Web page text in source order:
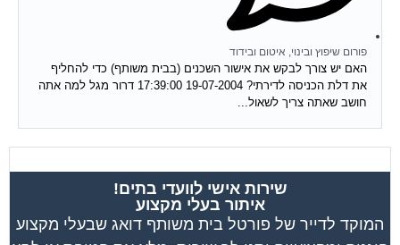
פורום שיפוץ ובינוי, איטום ובידוד
האם יש צורך לבקש את אישור השכנים (בבית משותף) כדי להחליף
את דלת הכניסה לדירתי? 19-07-2004 17:39:00 דרור מגל למה אתה
חושב שאתה צריך לשאול...
שירות אישי לוועדי בתים!
איתור בעלי מקצוע
המוקד לדייר של פורטל בית משותף דואג שבעלי מקצוע